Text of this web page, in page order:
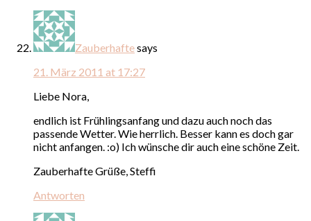
Zauberhaftesays
21. März 2011 at 17:27
Liebe Nora,
endlich ist Frühlingsanfang und dazu auch noch das
passende Wetter. Wie herrlich. Besser kann es doch gar
nicht anfangen. :o) Ich wünsche dir auch eine schöne Zeit.
Zauberhafte Grüße, Steffi
Antworten